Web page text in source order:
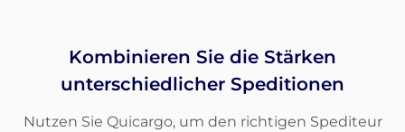
Kombinieren Sie die Stärken
unterschiedlicher Speditionen
Nutzen Sie Quicargo, um den richtigen Spediteur